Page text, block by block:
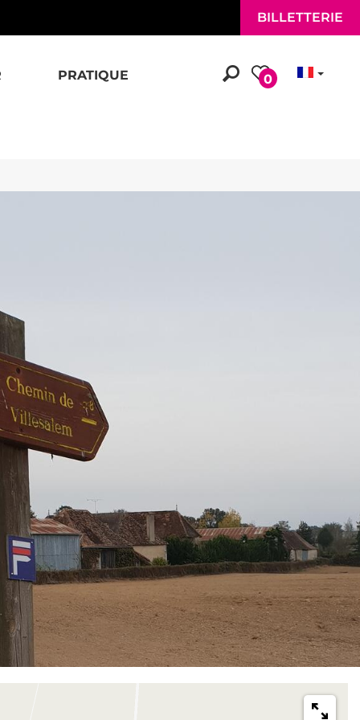
BILLETTERIE
PRATIQUE 0